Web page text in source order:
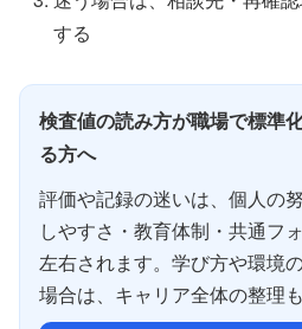
する
検査値の読み方が職場で標準
る方へ
評価や記録の迷いは、個人の
しやすさ・教育体制・共通フ
左右されます。学び方や環境
場合は、キャリア全体の整理